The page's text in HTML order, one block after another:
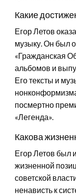
Какие
Егор Летов
музыку. Он был
«Гражданская
альбомов и
Его тексты и
посмертно
«Легенда».
Какова
Егор Летов был
жизненной
советской
ненависть к